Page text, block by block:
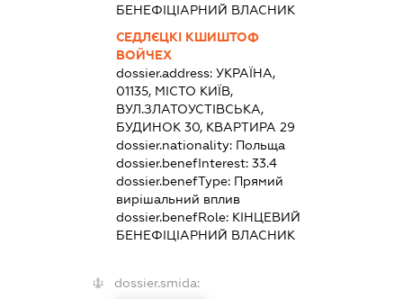
БЕНЕФІЦІАРНИЙ ВЛАСНИК
СЕДЛЄЦКІ КШИШТОФ
ВОЙЧЕХ
dossier.address:УКРАЇНА,
01135, МІСТО КИЇВ,
ВУЛ.ЗЛАТОУСТІВСЬКА,
БУДИНОК 30, КВАРТИРА 29
dossier.nationality: Польща
dossier.benefInterest:33.4
dossier.benefType: Прямий
вирішальний вплив
dossier.benefRole: КІНЦЕВИЙ
БЕНЕФІЦІАРНИЙ ВЛАСНИК
dossier.smida: